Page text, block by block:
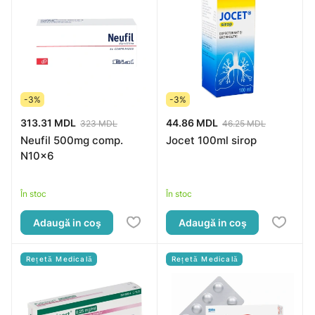
-3%
313.31 MDL 323 MDL
Neufil 500mg comp.
N10x6
În stoc
Adaugă in coş
-3%
44.86 MDL 46.25 MDL
Jocet 100ml sirop
În stoc
Adaugă in coş
Rețetă Medicală Rețetă Medicală